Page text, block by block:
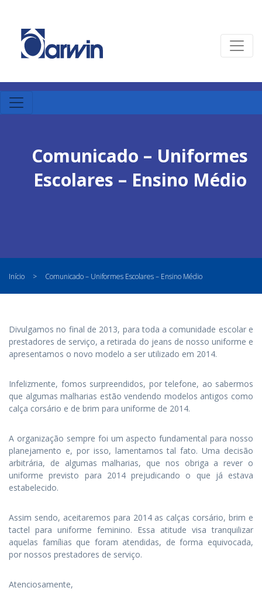
Comunicado – Uniformes
Escolares – Ensino Médio
Início > Comunicado – Uniformes Escolares – Ensino Médio
Divulgamos no final de 2013, para toda a comunidade escolar e
prestadores de serviço, a retirada do jeans de nosso uniforme e
apresentamos o novo modelo a ser utilizado em 2014.
Infelizmente, fomos surpreendidos, por telefone, ao sabermos
que algumas malharias estão vendendo modelos antigos como
calça corsário e de brim para uniforme de 2014.
A organização sempre foi um aspecto fundamental para nosso
planejamento e, por isso, lamentamos tal fato. Uma decisão
arbitrária, de algumas malharias, que nos obriga a rever o
uniforme previsto para 2014 prejudicando o que já estava
estabelecido.
Assim sendo, aceitaremos para 2014 as calças corsário, brim e
tactel para uniforme feminino. Essa atitude visa tranquilizar
aquelas famílias que foram atendidas, de forma equivocada,
por nossos prestadores de serviço.
Atenciosamente,